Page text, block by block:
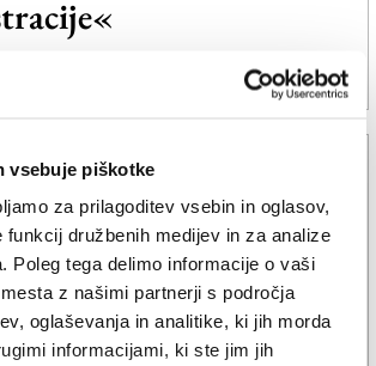
vsebuje piškotke
za prilagoditev vsebin in oglasov,
funkcij družbenih medijev in za analize
Poleg tega delimo informacije o vaši
z našimi partnerji s področja
oglaševanja in analitike, ki jih morda
informacijami, ki ste jim jih
|